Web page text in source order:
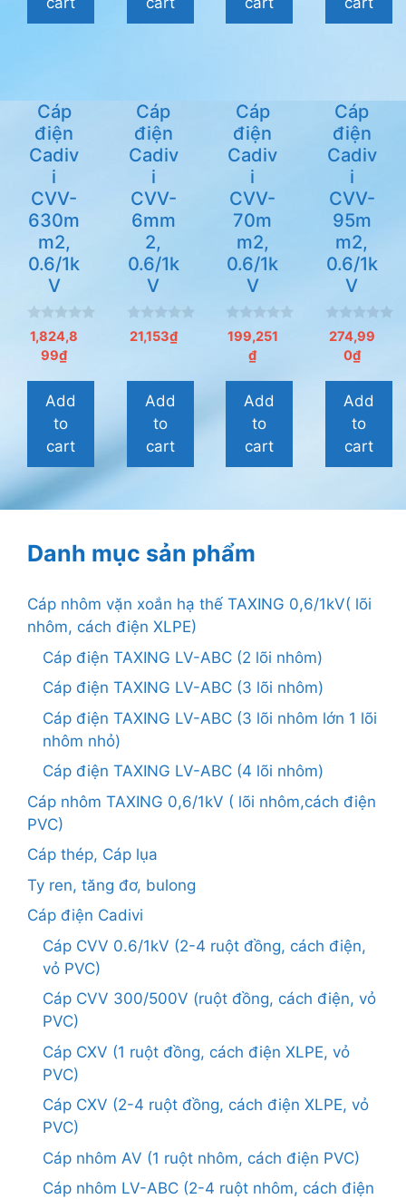
Cáp
điện
Cadiv
i
CVV-
630m
m2,
0.6/1k
V
0
n
à
1,824,8
99₫
Add
to
cart
Cáp
điện
Cadiv
i
CVV-
6mm
2,
0.6/1k
V
0
n
à
21,153₫
Add
to
cart
Cáp
điện
Cadiv
i
CVV-
70m
m2,
0.6/1k
V
0
n
à
199,251
₫
Add
to
cart
Cáp
điện
Cadiv
i
CVV-
95m
m2,
0.6/1k
V
0
n
à
274,99
0₫
Add
to
cart
Danh mục sản phẩm
Cáp nhôm vặn xoắn hạ thế TAXING 0,6/1kV( lõi
nhôm, cách điện XLPE)
Cáp điện TAXING LV-ABC (2 lõi nhôm)
Cáp điện TAXING LV-ABC (3 lõi nhôm)
Cáp điện TAXING LV-ABC (3 lõi nhôm lớn 1 lõi
nhôm nhỏ)
Cáp điện TAXING LV-ABC (4 lõi nhôm)
Cáp nhôm TAXING 0,6/1kV ( lõi nhôm,cách điện
PVC)
Cáp thép, Cáp lụa
Ty ren, tăng đơ, bulong
Cáp điện Cadivi
Cáp CVV 0.6/1kV (2-4 ruột đồng, cách điện,
vỏ PVC)
Cáp CVV 300/500V (ruột đồng, cách điện, vỏ
PVC)
Cáp CXV (1 ruột đồng, cách điện XLPE, vỏ
PVC)
Cáp CXV (2-4 ruột đồng, cách điện XLPE, vỏ
PVC)
Cáp nhôm AV (1 ruột nhôm, cách điện PVC)
Cáp nhôm LV-ABC (2-4 ruột nhôm, cách điện